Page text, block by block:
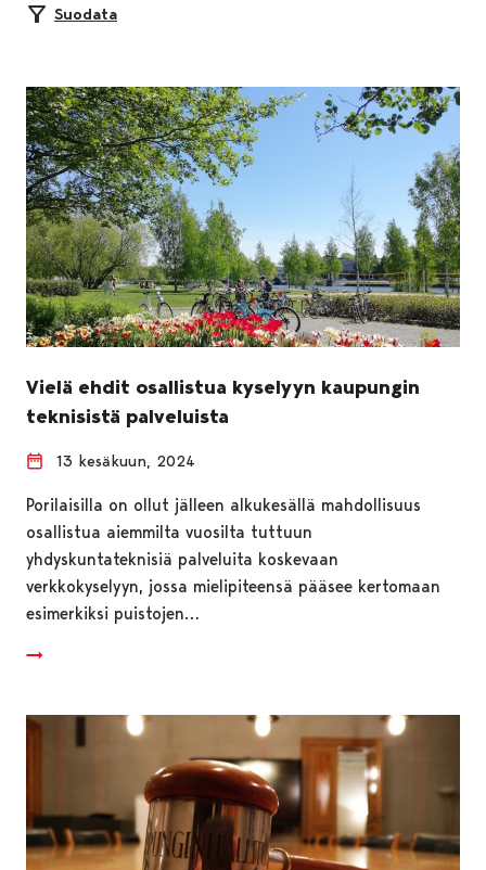
Suodata
Vielä ehdit osallistua kyselyyn kaupungin
teknisistä palveluista
13 kesäkuun, 2024
Porilaisilla on ollut jälleen alkukesällä mahdollisuus
osallistua aiemmilta vuosilta tuttuun
yhdyskuntateknisiä palveluita koskevaan
verkkokyselyyn, jossa mielipiteensä pääsee kertomaan
esimerkiksi puistojen…